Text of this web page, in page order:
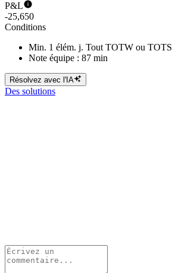
P&L
-25,650
Conditions
Min. 1 élém. j. Tout TOTW ou TOTS
Note équipe : 87 min
Résolvez avec l'IA
Des solutions